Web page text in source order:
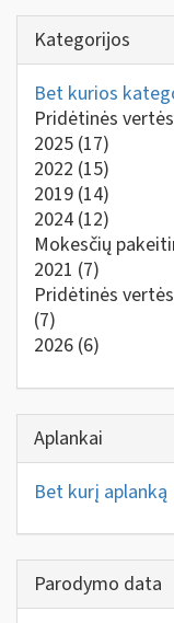
Kategorijos
Bet kurios
Pridėtinės
2025 (17)
2022 (15)
2019 (14)
2024 (12)
Mokesčių
2021 (7)
Pridėtinės
(7)
2026 (6)
Aplankai
Bet kurį aplanką
Parodymo data